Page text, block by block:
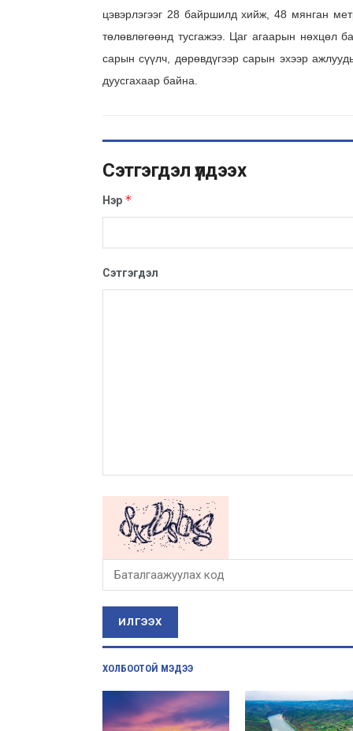
цэвэрлэгээг 28 байршилд хийж, 48 мянган
төлөвлөгөөнд тусгажээ. Цаг агаарын нөхцөл
сарын сүүлч, дөрөвдүгээр сарын эхээр
дуусгахаар байна.
Сэтгэгдэл үлдээх
Нэр *
Сэтгэгдэл
ИЛГЭЭХ
ХОЛБООТОЙ МЭДЭЭ